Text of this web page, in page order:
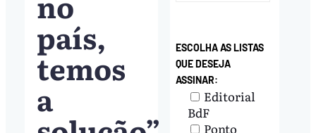
país,
temos
a
ESCOLHA AS LISTAS
QUE DESEJA
ASSINAR:
Editorial
BdF
Ponto